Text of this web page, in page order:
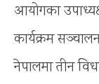
आयोगका
कार्यक्रम
नेपालमा तीन